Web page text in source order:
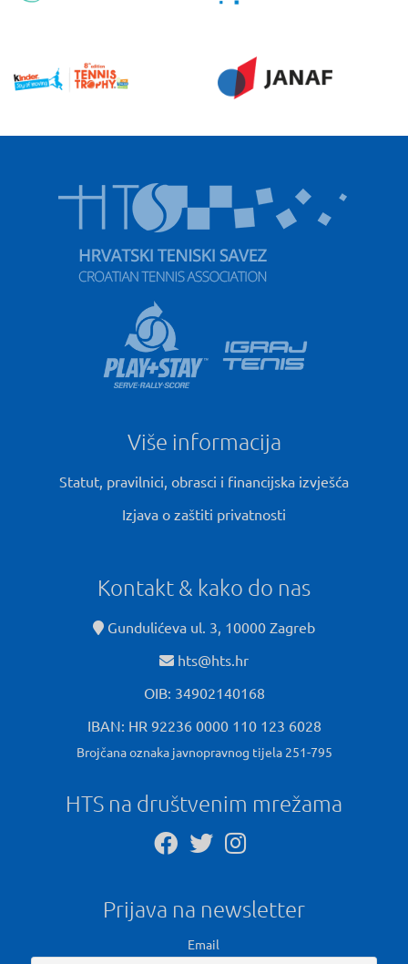
Više informacija
Statut, pravilnici, obrasci i financijska izvješća
Izjava o zaštiti privatnosti
Kontakt & kako do nas
Gundulićeva ul. 3, 10000 Zagreb
hts@hts.hr
OIB: 34902140168
IBAN: HR 92236 0000 110 123 6028
Brojčana oznaka javnopravnog tijela 251-795
HTS na društvenim mrežama
Prijava na newsletter
Email